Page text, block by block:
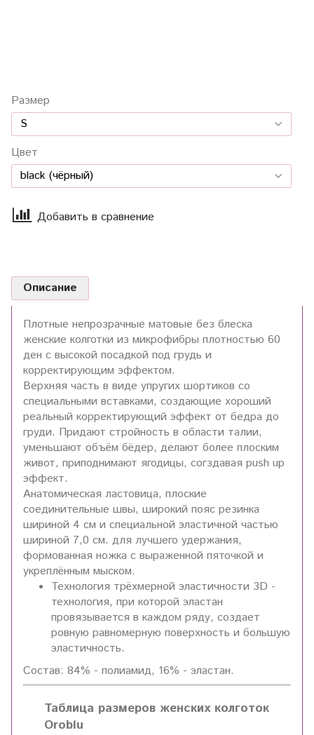
Размер
Цвет
Добавить в сравнение
Описание
Плотные непрозрачные матовые без блеска
женские колготки из микрофибры плотностью 60
ден с высокой посадкой под грудь и
корректирующим эффектом.
Верхняя часть в виде упругих шортиков со
специальными вставками, создающие хороший
реальный корректирующий эффект от бедра до
груди. Придают стройность в области талии,
уменьшают объём бёдер, делают более плоским
живот, приподнимают ягодицы, согздавая push up
эффект.
Анатомическая ластовица, плоские
соединительные швы, широкий пояс резинка
шириной 4 см и специальной эластичной частью
шириной 7,0 см. для лучшего удержания,
формованная ножка с выраженной пяточкой и
укреплённым мыском.
Технология трёхмерной эластичности 3D -
технология, при которой эластан
провязывается в каждом ряду, создает
ровную равномерную поверхность и большую
эластичность.
Состав: 84% - полиамид, 16% - эластан.
Таблица размеров женских колготок
Oroblu